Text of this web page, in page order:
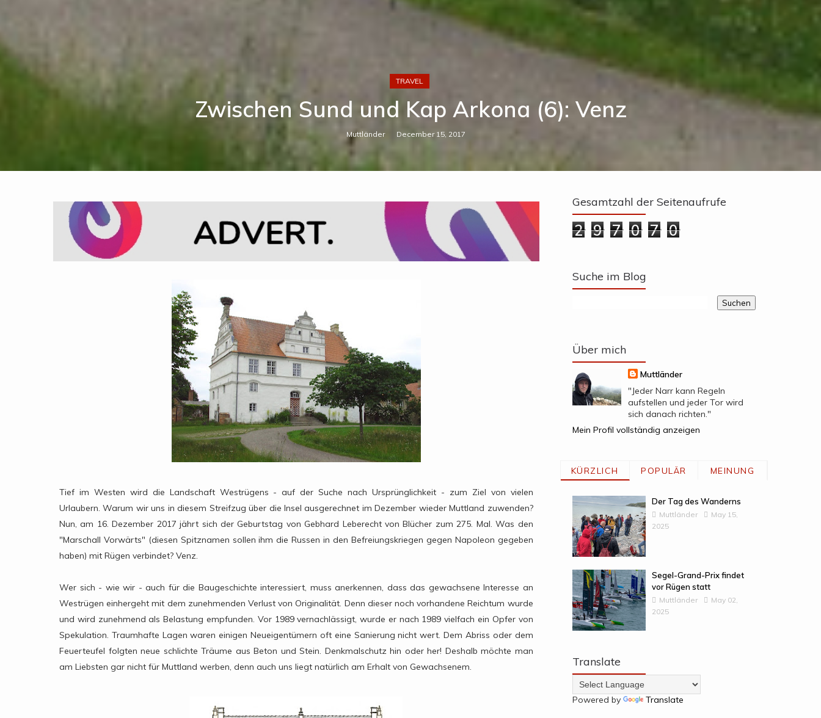
TRAVEL
Zwischen Sund und Kap Arkona (6): Venz
Muttländer December 15, 2017
Tief im Westen wird die Landschaft Westrügens - auf der Suche nach Ursprünglichkeit - zum Ziel von vielen
Urlaubern. Warum wir uns in diesem Streifzug über die Insel ausgerechnet im Dezember wieder Muttland zuwenden?
Nun, am 16. Dezember 2017 jährt sich der Geburtstag von Gebhard Leberecht von Blücher zum 275. Mal. Was den
"Marschall Vorwärts" (diesen Spitznamen sollen ihm die Russen in den Befreiungskriegen gegen Napoleon gegeben
haben) mit Rügen verbindet? Venz.
Wer sich - wie wir - auch für die Baugeschichte interessiert, muss anerkennen, dass das gewachsene Interesse an
Westrügen einhergeht mit dem zunehmenden Verlust von Originalität. Denn dieser noch vorhandene Reichtum wurde
und wird zunehmend als Belastung empfunden. Vor 1989 vernachlässigt, wurde er nach 1989 vielfach ein Opfer von
Spekulation. Traumhafte Lagen waren einigen Neueigentümern oft eine Sanierung nicht wert. Dem Abriss oder dem
Feuerteufel folgten neue schlichte Träume aus Beton und Stein. Denkmalschutz hin oder her! Deshalb möchte man
am Liebsten gar nicht für Muttland werben, denn auch uns liegt natürlich am Erhalt von Gewachsenem.
Gesamtzahl der Seitenaufrufe
2 9 7 0 7 0
Suche im Blog
Über mich
Muttländer
"Jeder Narr kann Regeln
aufstellen und jeder Tor wird
sich danach richten."
Mein Profil vollständig anzeigen
KÜRZLICH POPULÄR MEINUNG
Der Tag des Wanderns
Muttländer
May 15,
2025
Segel-Grand-Prix findet
vor Rügen statt
Muttländer
May 02,
2025
Translate
Powered by Translate